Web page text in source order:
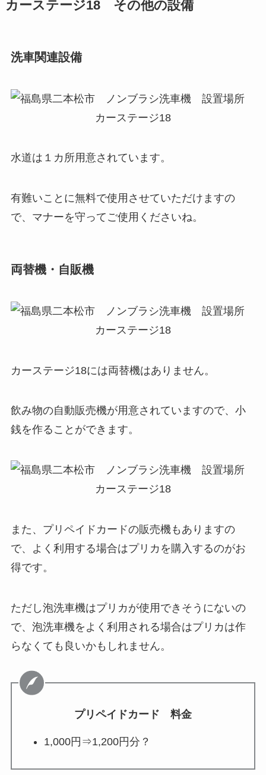
カーステージ18 その他の設備
洗車関連設備
水道は１カ所用意されています。
有難いことに無料で使用させていただけますの
で、マナーを守ってご使用くださいね。
両替機・自販機
カーステージ18には両替機はありません。
飲み物の自動販売機が用意されていますので、小
銭を作ることができます。
また、プリペイドカードの販売機もありますの
で、よく利用する場合はプリカを購入するのがお
得です。
ただし泡洗車機はプリカが使用できそうにないの
で、泡洗車機をよく利用される場合はプリカは作
らなくても良いかもしれません。
プリペイドカード 料金
1,000円⇒1,200円分？